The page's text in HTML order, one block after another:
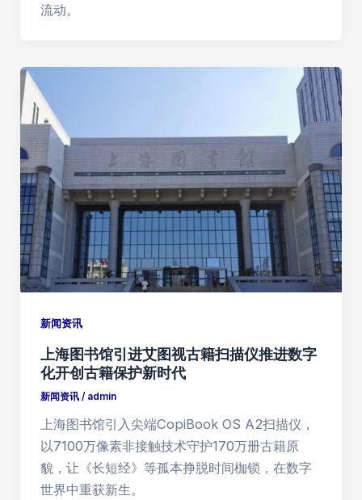
流动。
新闻资讯
上海图书馆引进艾图视古籍扫描仪推进数字
化开创古籍保护新时代
新闻资讯/ admin
上海图书馆引入尖端CopiBook OS A2扫描仪，
以7100万像素非接触技术守护170万册古籍原
貌，让《长短经》等孤本挣脱时间枷锁，在数字
世界中重获新生。